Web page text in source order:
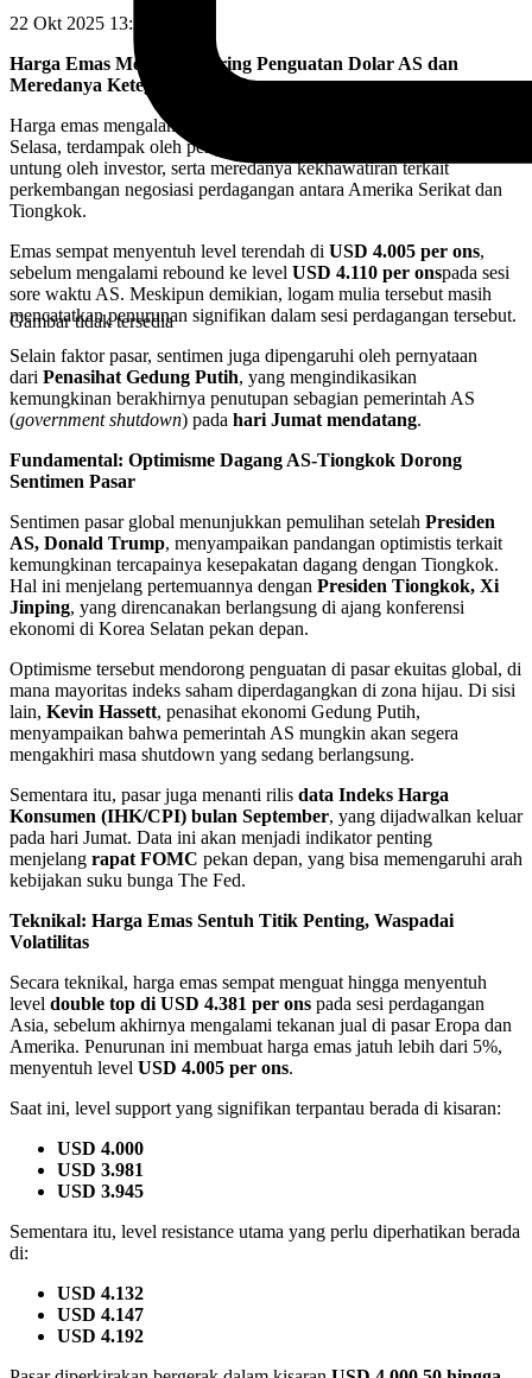
Gambar tidak tersedia
22 Okt 2025 13:29
Harga Emas Melemah Seiring Penguatan Dolar AS dan
Meredanya Ketegangan Perdagangan
Harga emas mengalami penurunan tajam pada perdagangan hari
Selasa, terdampak oleh penguatan nilai tukar Dolar AS, aksi ambil
untung oleh investor, serta meredanya kekhawatiran terkait
perkembangan negosiasi perdagangan antara Amerika Serikat dan
Tiongkok.
Emas sempat menyentuh level terendah di USD 4.005 per ons,
sebelum mengalami rebound ke level USD 4.110 per onspada sesi
sore waktu AS. Meskipun demikian, logam mulia tersebut masih
mencatatkan penurunan signifikan dalam sesi perdagangan tersebut.
Selain faktor pasar, sentimen juga dipengaruhi oleh pernyataan
dari Penasihat Gedung Putih, yang mengindikasikan
kemungkinan berakhirnya penutupan sebagian pemerintah AS
(government shutdown) pada hari Jumat mendatang.
Fundamental: Optimisme Dagang AS-Tiongkok Dorong
Sentimen Pasar
Sentimen pasar global menunjukkan pemulihan setelah Presiden
AS, Donald Trump, menyampaikan pandangan optimistis terkait
kemungkinan tercapainya kesepakatan dagang dengan Tiongkok.
Hal ini menjelang pertemuannya dengan Presiden Tiongkok, Xi
Jinping, yang direncanakan berlangsung di ajang konferensi
ekonomi di Korea Selatan pekan depan.
Optimisme tersebut mendorong penguatan di pasar ekuitas global, di
mana mayoritas indeks saham diperdagangkan di zona hijau. Di sisi
lain, Kevin Hassett, penasihat ekonomi Gedung Putih,
menyampaikan bahwa pemerintah AS mungkin akan segera
mengakhiri masa shutdown yang sedang berlangsung.
Sementara itu, pasar juga menanti rilis data Indeks Harga
Konsumen (IHK/CPI) bulan September, yang dijadwalkan keluar
pada hari Jumat. Data ini akan menjadi indikator penting
menjelang rapat FOMC pekan depan, yang bisa memengaruhi arah
kebijakan suku bunga The Fed.
Teknikal: Harga Emas Sentuh Titik Penting, Waspadai
Volatilitas
Secara teknikal, harga emas sempat menguat hingga menyentuh
level double top di USD 4.381 per ons pada sesi perdagangan
Asia, sebelum akhirnya mengalami tekanan jual di pasar Eropa dan
Amerika. Penurunan ini membuat harga emas jatuh lebih dari 5%,
menyentuh level USD 4.005 per ons.
Saat ini, level support yang signifikan terpantau berada di kisaran:
USD 4.000
USD 3.981
USD 3.945
Sementara itu, level resistance utama yang perlu diperhatikan berada
di:
USD 4.132
USD 4.147
USD 4.192